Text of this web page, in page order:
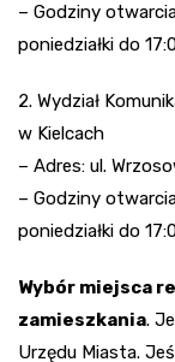
– Godziny
poniedziałki do
2. Wydział
w Kielcach
– Adres: ul.
– Godziny
poniedziałki do
Wybór miejsca
zamieszkania.
Urzędu Miasta.